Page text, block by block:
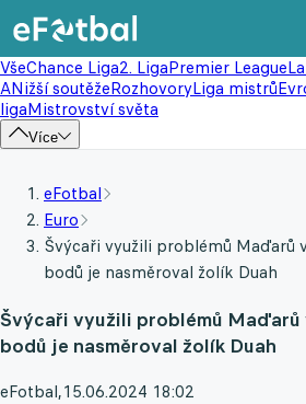
VšeChance Liga2. LigaPremier League
ANižší soutěžeRozhovoryLiga mistrů
ligaMistrovství světa
Více
eFotbal
Euro
Švýcaři využili problémů Maďarů
bodů je nasměroval žolík Duah
Švýcaři využili problémů Maďarů
bodů je nasměroval žolík Duah
eFotbal,15.06.2024 18:02